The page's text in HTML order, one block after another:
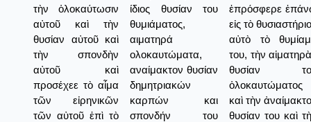
τὴν ὁλοκαύτωσιν
αὐτοῦ καὶ τὴν
θυσίαν αὐτοῦ καὶ
τὴν σπονδὴν
αὐτοῦ καὶ
προσέχεε τὸ αἷμα
τῶν εἰρηνικῶν
τῶν αὐτοῦ ἐπὶ τὸ
ίδιος θυσίαν του
θυμιάματος,
αιματηρά
ολοκαυτώματα,
αναίμακτον θυσίαν
δημητριακών
καρπών και
σπονδήν του
ἐπρόσφερε
εἰς τὸ
αὐτὸ τὸ
του, τὴν
θυσίαν
ὁλοκαυτώματος
καὶ τὴν
θυσίαν του καὶ